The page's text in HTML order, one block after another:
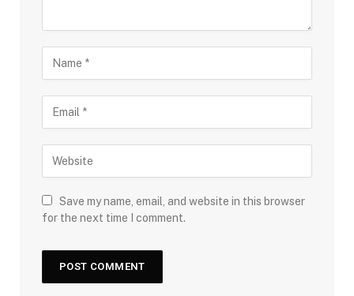
Save my name, email, and website in this browser
for the next time I comment.